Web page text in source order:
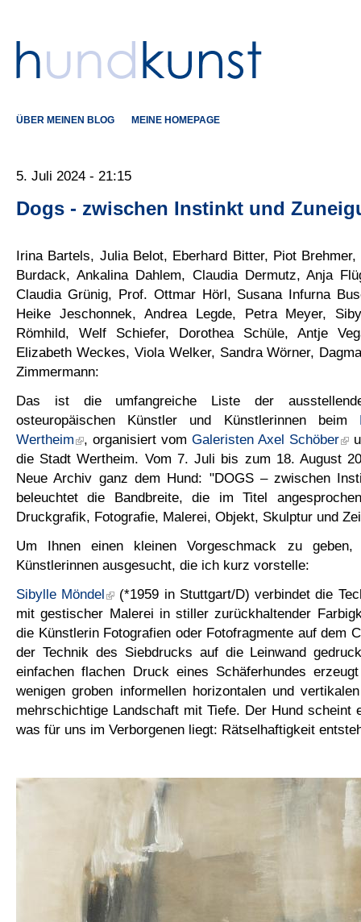
ÜBER MEINEN BLOG MEINE HOMEPAGE
5. Juli 2024 - 21:15
Dogs - zwischen Instinkt und
Irina Bartels, Julia Belot, Eberhard Bitter, Piot
Burdack, Ankalina Dahlem, Claudia Dermutz, Anja
Claudia Grünig, Prof. Ottmar Hörl, Susana Infurna
Heike Jeschonnek, Andrea Legde, Petra Meyer,
Römhild, Welf Schiefer, Dorothea Schüle, Antje
Elizabeth Weckes, Viola Welker, Sandra Wörner,
Zimmermann:
Das ist die umfangreiche Liste der
osteuropäischen Künstler und Künstlerinnen beim
Wertheim
, organisiert vom Galeristen Axel Schöber
die Stadt Wertheim. Vom 7. Juli bis zum 18. August
Neue Archiv ganz dem Hund: "DOGS – zwischen
beleuchtet die Bandbreite, die im Titel
Druckgrafik, Fotografie, Malerei, Objekt, Skulptur und
Um Ihnen einen kleinen Vorgeschmack zu
Künstlerinnen ausgesucht, die ich kurz vorstelle:
Sibylle Möndel
(*1959 in Stuttgart/D) verbindet die
mit gestischer Malerei in stiller zurückhaltender
die Künstlerin Fotografien oder Fotofragmente auf dem
der Technik des Siebdrucks auf die Leinwand
einfachen flachen Druck eines Schäferhundes
wenigen groben informellen horizontalen und
mehrschichtige Landschaft mit Tiefe. Der Hund scheint
was für uns im Verborgenen liegt: Rätselhaftigkeit